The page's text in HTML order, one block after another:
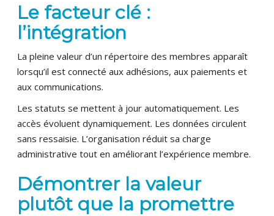
Le facteur clé :
l’intégration
La pleine valeur d’un répertoire des membres apparaît
lorsqu’il est connecté aux adhésions, aux paiements et
aux communications.
Les statuts se mettent à jour automatiquement. Les
accès évoluent dynamiquement. Les données circulent
sans ressaisie. L’organisation réduit sa charge
administrative tout en améliorant l’expérience membre.
Démontrer la valeur
plutôt que la promettre